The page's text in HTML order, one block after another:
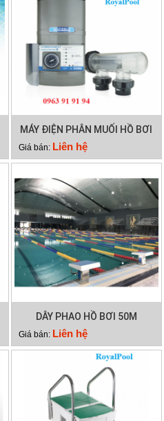
MÁY ĐIỆN PHÂN MUỐI HỒ BƠI
WATERCO HYDROCHLOR MK3
ST 2000
Giá bán: Liên hệ
DÂY PHAO HỒ BƠI 50M
Giá bán: Liên hệ